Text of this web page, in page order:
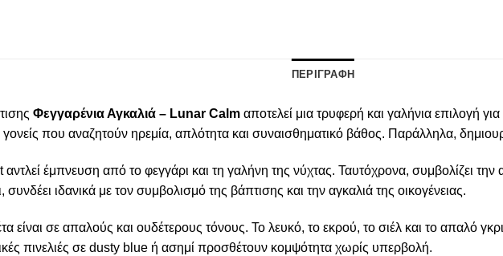
ΠΕΡΙΓΡΑΦΗ
Φεγγαρένια Αγκαλιά – Lunar Calm αποτελεί μια τρυφερή και γαλήνια επιλογή
γονείς που αναζητούν ηρεμία, απλότητα και συναισθηματικό βάθος. Παράλληλα,
έμπνευση από το φεγγάρι και τη γαλήνη της νύχτας. Ταυτόχρονα, συμβολίζει
ιδανικά με τον συμβολισμό της βάπτισης και την αγκαλιά της οικογένειας.
είναι σε απαλούς και ουδέτερους τόνους. Το λευκό, το εκρού, το σιέλ και το απαλό
πινελιές σε dusty blue ή ασημί προσθέτουν κομψότητα χωρίς υπερβολή.